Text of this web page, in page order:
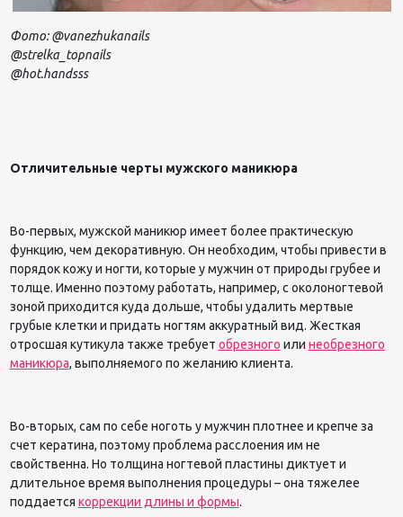
Фото: @vanezhukanails
@strelka_ topnails
@hot.handsss
Отличительные черты мужского маникюра
Во-первых, мужской маникюр имеет более практическую
функцию, чем декоративную. Он необходим, чтобы привести в
порядок кожу и ногти, которые у мужчин от природы грубее и
толще. Именно поэтому работать, например, с околоногтевой
зоной приходится куда дольше, чтобы удалить мертвые
грубые клетки и придать ногтям аккуратный вид. Жесткая
отросшая кутикула также требует обрезного или необрезного
маникюра, выполняемого по желанию клиента.
Во-вторых, сам по себе ноготь у мужчин плотнее и крепче за
счет кератина, поэтому проблема расслоения им не
свойственна. Но толщина ногтевой пластины диктует и
длительное время выполнения процедуры – она тяжелее
поддается коррекции длины и формы.